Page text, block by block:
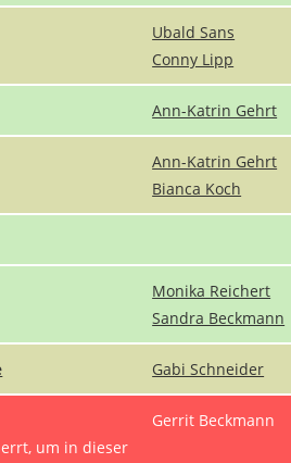
Ubald Sans
Conny Lipp
Ann-Katrin Gehrt
Ann-Katrin Gehrt
Bianca Koch
Monika Reichert
Sandra Beckmann
Gabi Schneider
um in dieser
Gerrit Beckmann